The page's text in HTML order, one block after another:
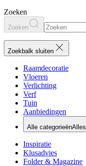
Zoeken
Zoeken
Zoekbalk sluiten
Raamdecoratie
Vloeren
Verlichting
Verf
Tuin
Aanbiedingen
Alle categorieënAlles
Inspiratie
Klusadvies
Folder & Magazine